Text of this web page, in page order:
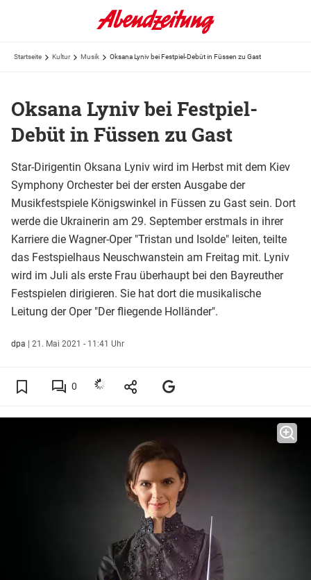
Startseite Kultur Musik Oksana Lyniv bei Festpiel-Debüt in Füssen zu Gast
Oksana Lyniv bei Festpiel-
Debüt in Füssen zu Gast
Star-Dirigentin Oksana Lyniv wird im Herbst mit dem Kiev
Symphony Orchester bei der ersten Ausgabe der
Musikfestspiele Königswinkel in Füssen zu Gast sein. Dort
werde die Ukrainerin am 29. September erstmals in ihrer
Karriere die Wagner-Oper "Tristan und Isolde" leiten, teilte
das Festspielhaus Neuschwanstein am Freitag mit. Lyniv
wird im Juli als erste Frau überhaupt bei den Bayreuther
Festspielen dirigieren. Sie hat dort die musikalische
Leitung der Oper "Der fliegende Holländer".
dpa | 21. Mai 2021 - 11:41 Uhr
0